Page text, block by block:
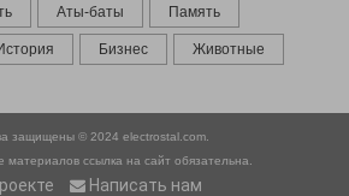
Аты-баты Память
Бизнес Животные
защищены © 2024 electrostal.com.
материалов ссылка на сайт обязательна.
Написать нам